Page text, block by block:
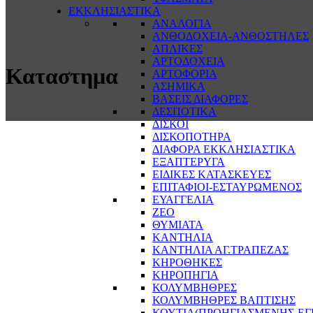
ΕΚΚΛΗΣΙΑΣΤΙΚΑ
ΑΝΑΛΟΓΙΑ
ΑΝΘΟΔΟΧΕΙΑ-ΑΝΘΟΣΤΗΛΕΣ
ΑΠΛΙΚΕΣ
ΑΡΤΟΔΟΧΕΙΑ
ΑΡΤΟΦΟΡΙΑ
ΑΣΗΜΙΚΑ
ΒΑΣΕΙΣ ΔΙΑΦΟΡΕΣ
ΔΕΣΠΟΤΙΚΑ
ΔΙΣΚΟΙ
ΔΙΣΚΟΠΟΤΗΡΑ
ΔΙΑΦΟΡΑ ΕΚΚΛΗΣΙΑΣΤΙΚΑ
ΕΞΑΠΤΕΡΥΓΑ
ΕΙΔΙΚΕΣ ΚΑΤΑΣΚΕΥΕΣ
ΕΠΙΤΑΦΙΟΙ-ΕΣΤΑΥΡΩΜΕΝΟΣ
ΕΥΑΓΓΕΛΙΑ
ΖΕΟ
ΘΥΜΙΑΤΑ
ΚΑΝΤΗΛΙΑ
ΚΑΝΤΗΛΙΑ ΑΓ.ΤΡΑΠΕΖΑΣ
ΚΗΡΟΘΗΚΕΣ
ΚΗΡΟΠΗΓΙΑ
ΚΟΛΥΜΒΗΘΡΕΣ
ΚΟΛΥΜΒΗΘΡΕΣ ΒΑΠΤΙΣΗΣ
Καταστημα